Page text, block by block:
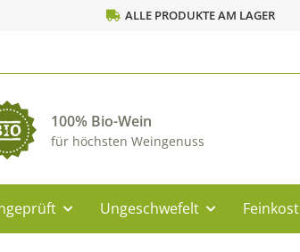
ALLE PRODUKTE AM LAGER
100% Bio-Wein
für höchsten Weingenuss
Ungeschwefelt Feinkost